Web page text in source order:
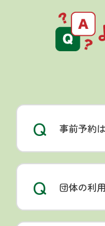
Q 事前予約
Q 団体の利